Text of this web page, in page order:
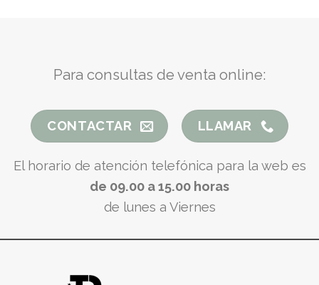
Para consultas de venta online:
CONTACTAR LLAMAR
El horario de atención telefónica para la web es
de 09.00 a 15.00 horas
de lunes a Viernes